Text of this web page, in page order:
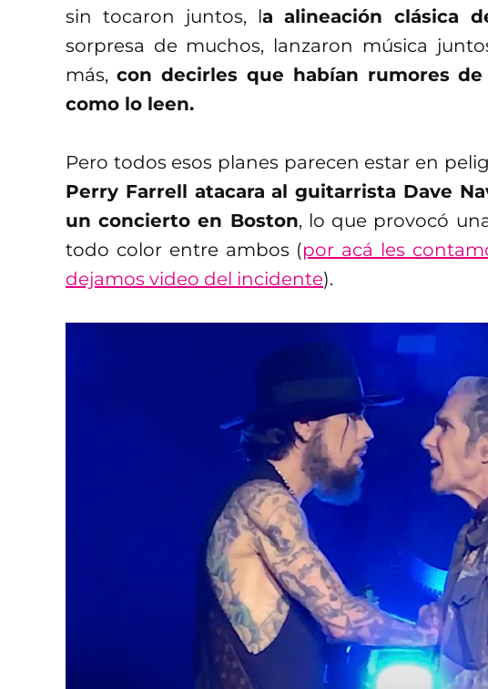
sin tocaron juntos, la alineación clásica
sorpresa de muchos, lanzaron música
más, con decirles que habían rumores
como lo leen.
Pero todos esos planes parecen estar en
Perry Farrell atacara al guitarrista Dave
un concierto en Boston, lo que provocó
todo color entre ambos (por acá les
dejamos video del incidente).